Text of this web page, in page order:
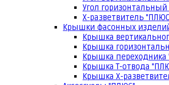
Угол
Х-разветвитель
Крышки фасонных
Крышка
Крышка
Крышка
Крышка Т-отвода
Крышка Х-